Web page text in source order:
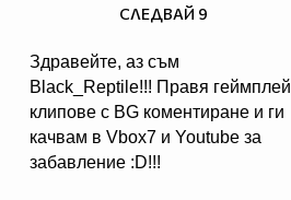
Здравейте, аз съм
Black_Reptile!!! Правя геймплей
клипове с BG коментиране и ги
качвам в Vbox7 и Youtube за
забавление :D!!!
СЛЕДВАЙ 9